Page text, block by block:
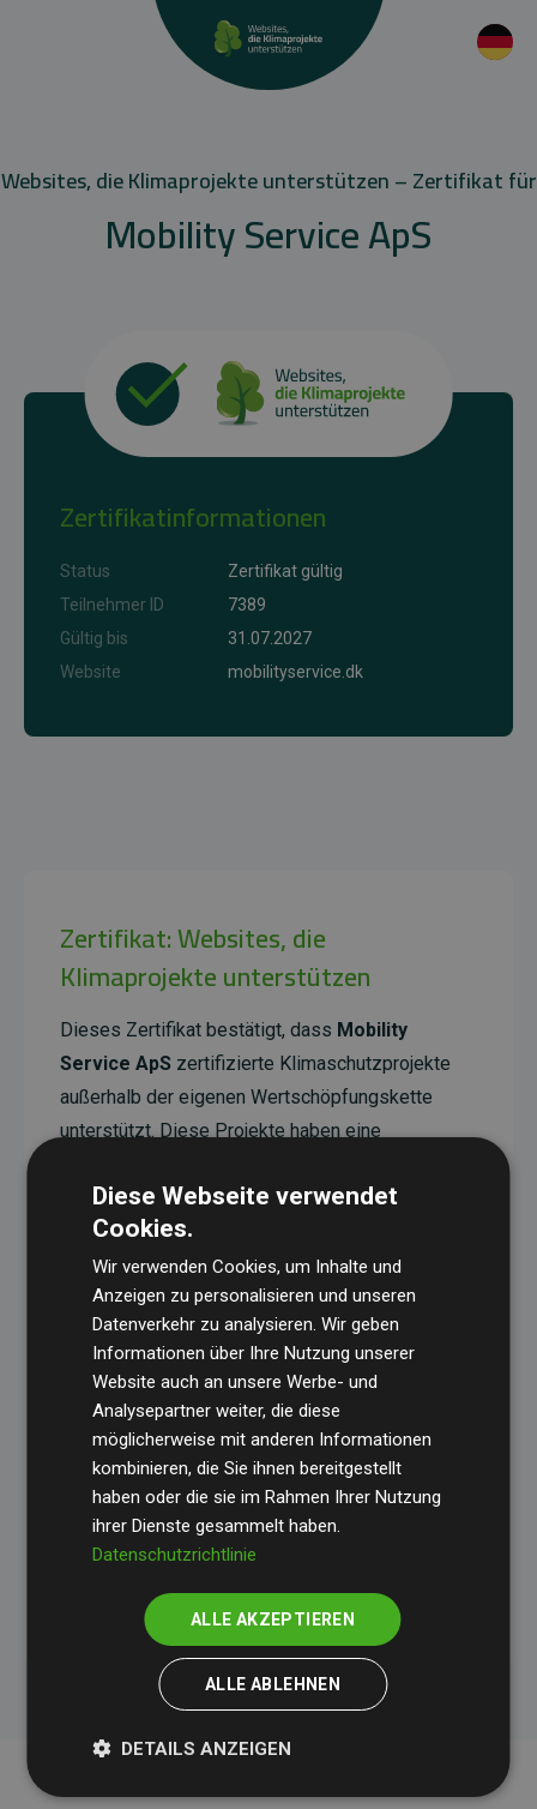
Websites, die Klimaprojekte unterstützen – Zertifikat für
Mobility Service ApS
Zertifikatinformationen
Status
Zertifikat gültig
Teilnehmer ID
7389
Gültig bis
31.07.2027
Website
mobilityservice.dk
Zertifikat: Websites, die
Klimaprojekte unterstützen
Dieses Zertifikat bestätigt, dass Mobility
Service ApS zertifizierte Klimaschutzprojekte
außerhalb der eigenen Wertschöpfungskette
unterstützt. Diese Projekte haben eine
im Durchschnitt dem Doppelten der geschätzten
Emissionen der Website entspricht.
Alle unterstützten Projekte werden durch
Standardverifiziert und erfüllen höchste
Anforderungen an Qualität, tatsächliche
Klimawirkung und Transparenz. Weitere
Informationen zu den einzelnen Projekten finden
Sie hier.
Initiative Websites, die Klimaprojekte unterstützen
Diese Webseite verwendet
Cookies.
Wir verwenden Cookies, um Inhalte und
Anzeigen zu personalisieren und unseren
Datenverkehr zu analysieren. Wir geben
Informationen über Ihre Nutzung unserer
Website auch an unsere Werbe- und
Analysepartner weiter, die diese
möglicherweise mit anderen Informationen
kombinieren, die Sie ihnen bereitgestellt
haben oder die sie im Rahmen Ihrer Nutzung
ihrer Dienste gesammelt haben.
Datenschutzrichtlinie
ALLE AKZEPTIEREN
ALLE ABLEHNEN
DETAILS ANZEIGEN